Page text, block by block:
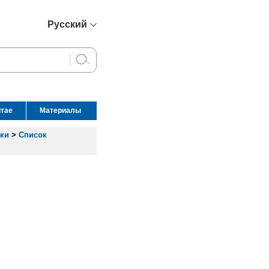
Русский
English
Español
Материалы
> Список